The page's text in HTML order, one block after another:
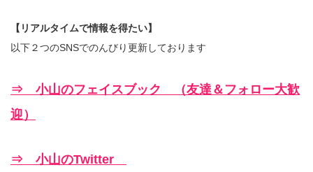
【リアルタイムで情報を得たい】
以下２つのSNSでのんびり更新しております
⇒ 小山のフェイスブック （友達＆フォロー大歓
迎）
⇒ 小山のTwitter